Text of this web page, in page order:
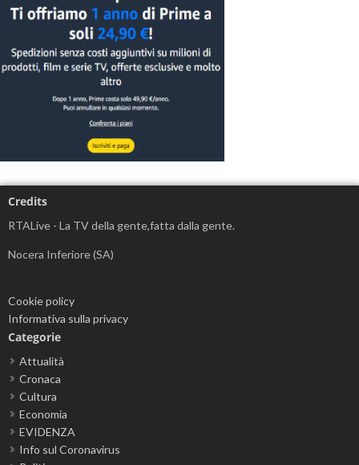
Credits
RTALive - La TV della gente,fatta dalla gente.
Nocera Inferiore (SA)
Cookie policy
Informativa sulla privacy
Categorie
Attualità
Cronaca
Cultura
Economia
EVIDENZA
Info sul Coronavirus